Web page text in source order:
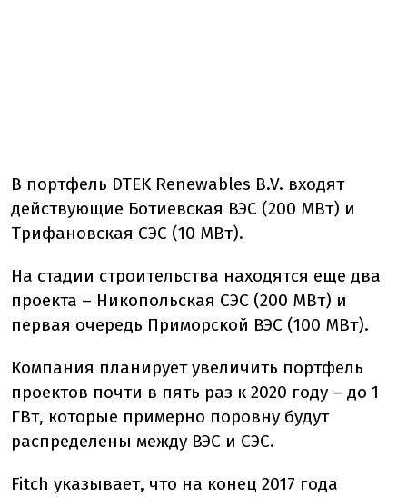
В портфель DTEK Renewables B.V. входят
действующие Ботиевская ВЭС (200 МВт) и
Трифановская СЭС (10 МВт).
На стадии строительства находятся еще два
проекта – Никопольская СЭС (200 МВт) и
первая очередь Приморской ВЭС (100 МВт).
Компания планирует увеличить портфель
проектов почти в пять раз к 2020 году – до 1
ГВт, которые примерно поровну будут
распределены между ВЭС и СЭС.
Fitch указывает, что на конец 2017 года